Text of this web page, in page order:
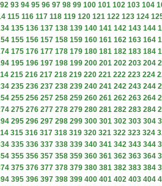
92 93 94 95 96 97 98 99 100 101 102 103 104
115 116 117 118 119 120 121 122 123 124
135 136 137 138 139 140 141 142 143 144
155 156 157 158 159 160 161 162 163 164
175 176 177 178 179 180 181 182 183 184
195 196 197 198 199 200 201 202 203 204
215 216 217 218 219 220 221 222 223 224
235 236 237 238 239 240 241 242 243 244
255 256 257 258 259 260 261 262 263 264
275 276 277 278 279 280 281 282 283 284
295 296 297 298 299 300 301 302 303 304
315 316 317 318 319 320 321 322 323 324
335 336 337 338 339 340 341 342 343 344
355 356 357 358 359 360 361 362 363 364
375 376 377 378 379 380 381 382 383 384
395 396 397 398 399 400 401 402 403 404